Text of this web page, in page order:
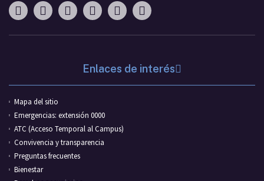
Enlaces de interés
Mapa del sitio
Emergencias: extensión 0000
ATC (Acceso Temporal al Campus)
Convivencia y transparencia
Preguntas frecuentes
Bienestar